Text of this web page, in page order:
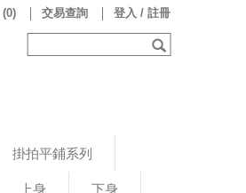
掛拍平鋪系列
上身 下身
(0) 交易查詢 登入 / 註冊